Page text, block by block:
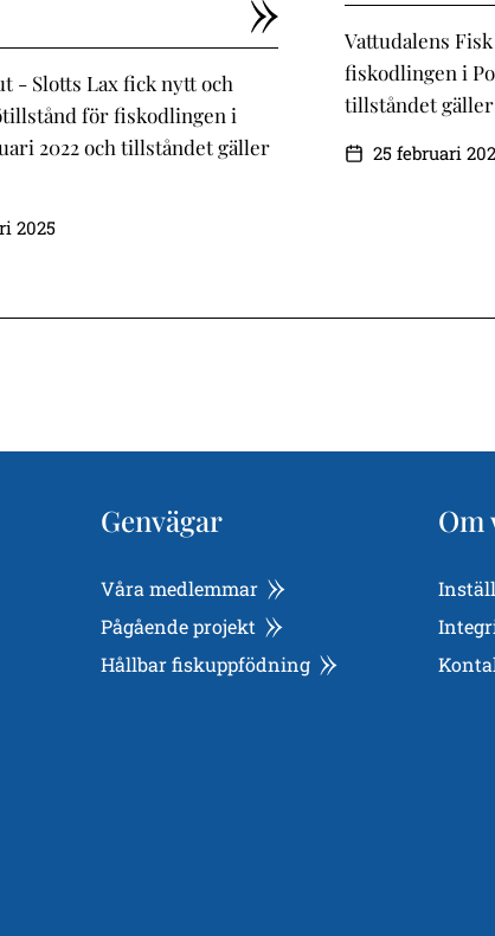
- Slotts Lax fick nytt och
för fiskodlingen i
2022 och tillståndet gäller
2025
Vattudalens
fiskodlingen i
tillståndet gäller
25 februari
Genvägar
Våra medlemmar
Pågående projekt
Hållbar fiskuppfödning
Om